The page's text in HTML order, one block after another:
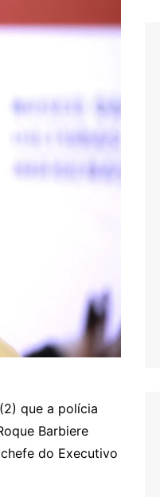
que a polícia
Barbiere
do Executivo